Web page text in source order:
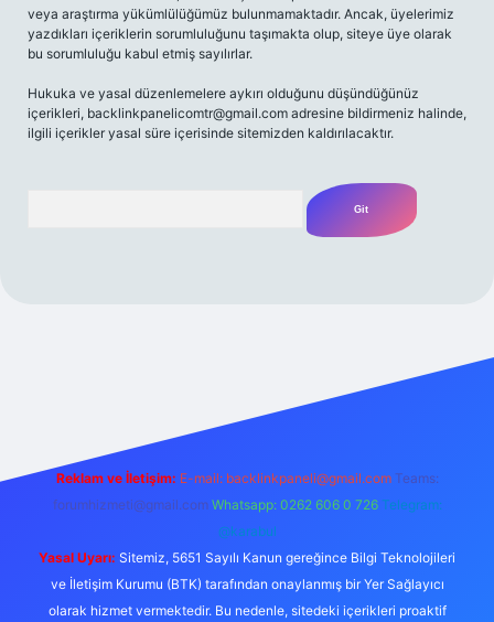
veya araştırma yükümlülüğümüz bulunmamaktadır. Ancak, üyelerimiz
yazdıkları içeriklerin sorumluluğunu taşımakta olup, siteye üye olarak
bu sorumluluğu kabul etmiş sayılırlar.
Hukuka ve yasal düzenlemelere aykırı olduğunu düşündüğünüz
içerikleri, backlinkpanelicomtr@gmail.com adresine bildirmeniz halinde,
ilgili içerikler yasal süre içerisinde sitemizden kaldırılacaktır.
www.betexper.xyz/
Reklam ve İletişim: E-mail: backlinkpaneli@gmail.com Teams:
forumhizmeti@gmail.com Whatsapp: 0262 606 0 726 Telegram:
@karabul
Yasal Uyarı: Sitemiz, 5651 Sayılı Kanun gereğince Bilgi Teknolojileri
ve İletişim Kurumu (BTK) tarafından onaylanmış bir Yer Sağlayıcı
olarak hizmet vermektedir. Bu nedenle, sitedeki içerikleri proaktif